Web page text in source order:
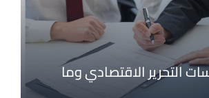
التحرير الاقتصادي وما